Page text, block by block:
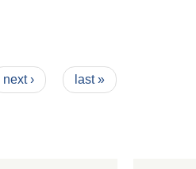
next › last »